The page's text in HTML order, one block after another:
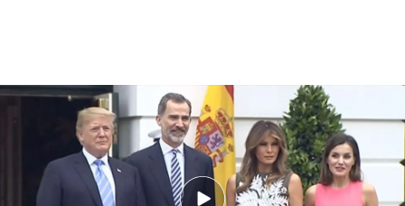
Dirigentes de todo el mundo condenan el intento de asesinato de Donald
Trump y muestran su apoyo al expresidente
PUEDE INTERESARTE
Nuevos lapsus de Joe Biden: confunde a Zelenski